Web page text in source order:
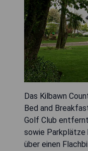
Das Kilbawn
Bed and
Golf Club
sowie
über einen